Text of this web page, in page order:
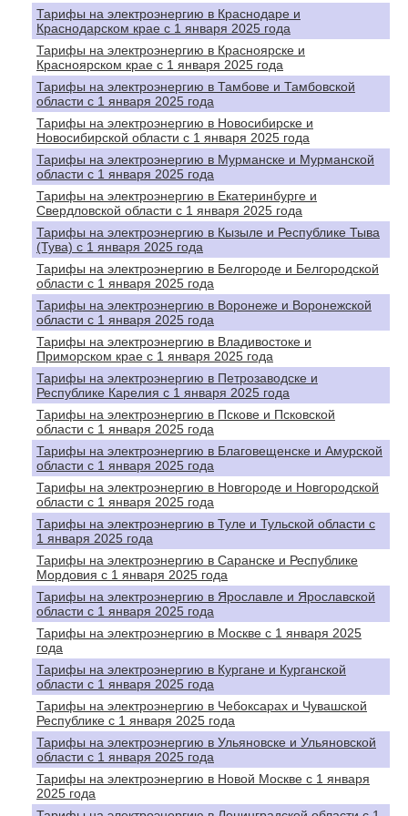
Тарифы на электроэнергию в Краснодаре и
Краснодарском крае с 1 января 2025 года
Тарифы на электроэнергию в Красноярске и
Красноярском крае с 1 января 2025 года
Тарифы на электроэнергию в Тамбове и Тамбовской
области с 1 января 2025 года
Тарифы на электроэнергию в Новосибирске и
Новосибирской области с 1 января 2025 года
Тарифы на электроэнергию в Мурманске и Мурманской
области с 1 января 2025 года
Тарифы на электроэнергию в Екатеринбурге и
Свердловской области с 1 января 2025 года
Тарифы на электроэнергию в Кызыле и Республике Тыва
(Тува) с 1 января 2025 года
Тарифы на электроэнергию в Белгороде и Белгородской
области с 1 января 2025 года
Тарифы на электроэнергию в Воронеже и Воронежской
области с 1 января 2025 года
Тарифы на электроэнергию в Владивостоке и
Приморском крае с 1 января 2025 года
Тарифы на электроэнергию в Петрозаводске и
Республике Карелия с 1 января 2025 года
Тарифы на электроэнергию в Пскове и Псковской
области с 1 января 2025 года
Тарифы на электроэнергию в Благовещенске и Амурской
области с 1 января 2025 года
Тарифы на электроэнергию в Новгороде и Новгородской
области с 1 января 2025 года
Тарифы на электроэнергию в Туле и Тульской области с
1 января 2025 года
Тарифы на электроэнергию в Саранске и Республике
Мордовия с 1 января 2025 года
Тарифы на электроэнергию в Ярославле и Ярославской
области с 1 января 2025 года
Тарифы на электроэнергию в Москве с 1 января 2025
года
Тарифы на электроэнергию в Кургане и Курганской
области с 1 января 2025 года
Тарифы на электроэнергию в Чебоксарах и Чувашской
Республике с 1 января 2025 года
Тарифы на электроэнергию в Ульяновске и Ульяновской
области с 1 января 2025 года
Тарифы на электроэнергию в Новой Москве с 1 января
2025 года